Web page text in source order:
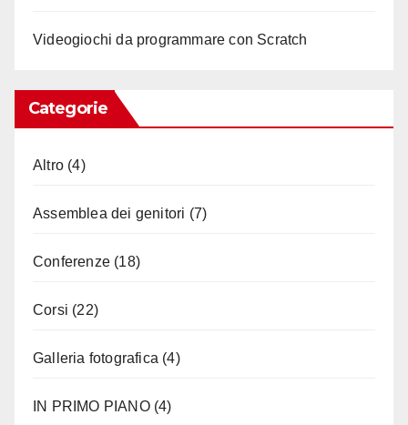
Videogiochi da programmare con Scratch
Categorie
Altro (4)
Assemblea dei genitori (7)
Conferenze (18)
Corsi (22)
Galleria fotografica (4)
IN PRIMO PIANO(4)